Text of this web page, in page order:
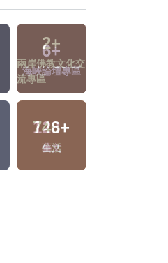
2+
兩岸佛教文化交
流專區
128+
藝文